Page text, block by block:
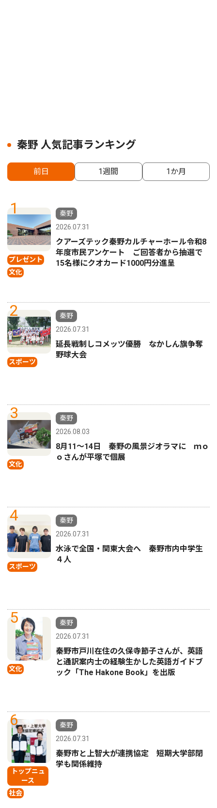
秦野 人気記事ランキング
前日 1週間 1か月
1
プレゼント
文化
秦野
2026.07.31
クアーズテック秦野カルチャーホール令和8
年度市民アンケート ご回答者から抽選で
15名様にクオカード1000円分進呈
2
スポーツ
秦野
2026.07.31
延長戦制しコメッツ優勝 なかしん旗争奪
野球大会
3
文化
秦野
2026.08.03
8月11〜14日 秦野の風景ジオラマに ｍｏ
ｏさんが平塚で個展
4
スポーツ
秦野
2026.07.31
水泳で全国・関東大会へ 秦野市内中学生
４人
5
文化
秦野
2026.07.31
秦野市戸川在住の久保寺節子さんが、英語
と通訳案内士の経験生かした英語ガイドブ
ック「The Hakone Book」を出版
6
トップニュ
ース
社会
秦野
2026.07.31
秦野市と上智大が連携協定 短期大学部閉
学も関係維持